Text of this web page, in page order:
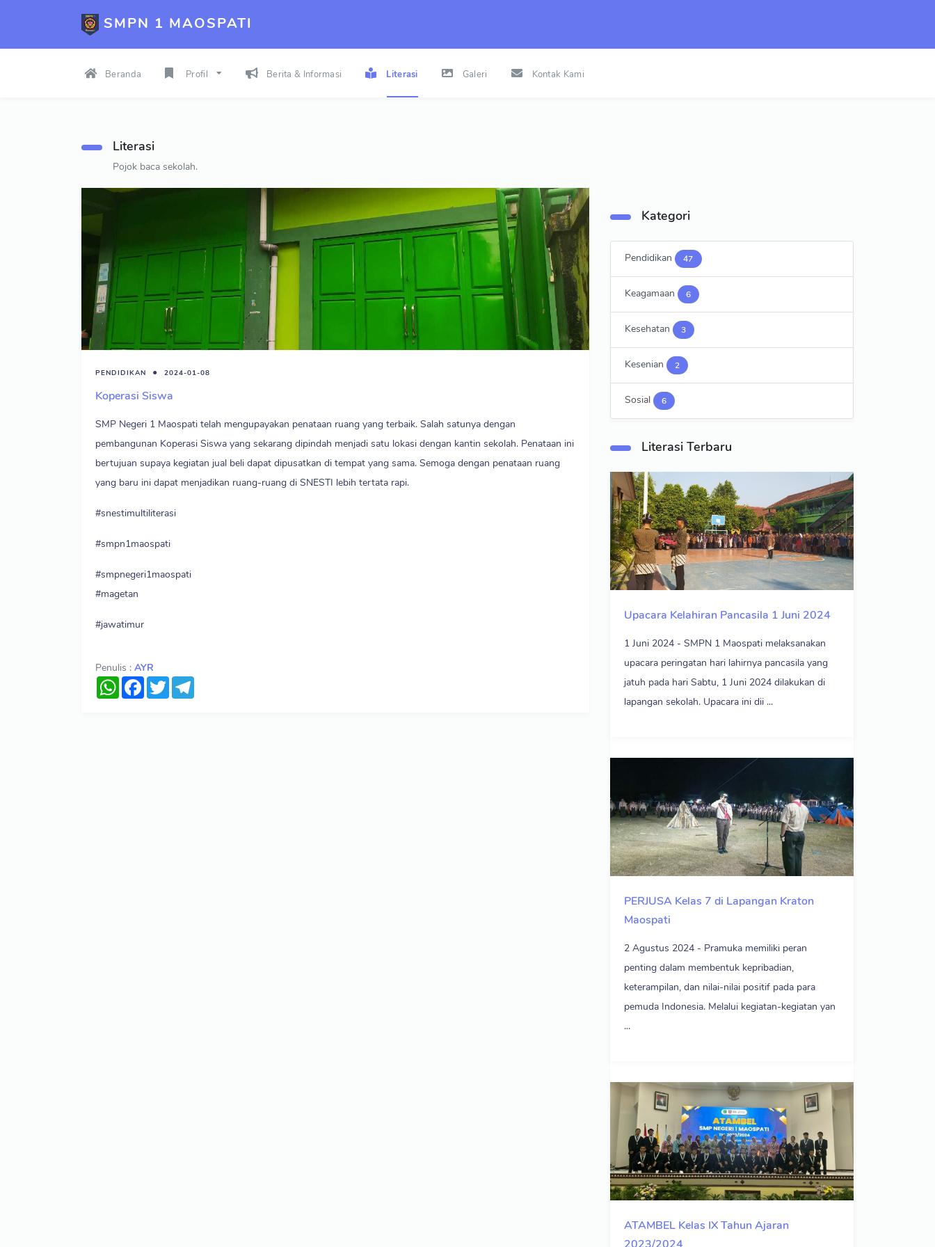
SMPN 1 MAOSPATI
Beranda Profil Berita & Informasi Literasi Galeri Kontak Kami
Literasi
Pojok baca sekolah.
PENDIDIKAN 2024-01-08
Koperasi Siswa
SMP Negeri 1 Maospati telah mengupayakan penataan ruang yang terbaik. Salah satunya dengan
pembangunan Koperasi Siswa yang sekarang dipindah menjadi satu lokasi dengan kantin sekolah. Penataan ini
bertujuan supaya kegiatan jual beli dapat dipusatkan di tempat yang sama. Semoga dengan penataan ruang
yang baru ini dapat menjadikan ruang-ruang di SNESTI lebih tertata rapi.
#snestimultiliterasi
#smpn1maospati
#smpnegeri1maospati
#magetan
#jawatimur
Penulis : AYR
WhatsAppFacebook
Twitter
Kategori
Pendidikan 47
Keagamaan 6
Kesehatan 3
Kesenian 2
Sosial 6
Literasi Terbaru
Upacara Kelahiran Pancasila 1 Juni 2024
1 Juni 2024 - SMPN 1 Maospati melaksanakan
upacara peringatan hari lahirnya pancasila yang
jatuh pada hari Sabtu, 1 Juni 2024 dilakukan di
lapangan sekolah. Upacara ini dii ...
PERJUSA Kelas 7 di Lapangan Kraton
Maospati
2 Agustus 2024 - Pramuka memiliki peran
penting dalam membentuk kepribadian,
keterampilan, dan nilai-nilai positif pada para
pemuda Indonesia. Melalui kegiatan-kegiatan yan
...
ATAMBEL Kelas IX Tahun Ajaran